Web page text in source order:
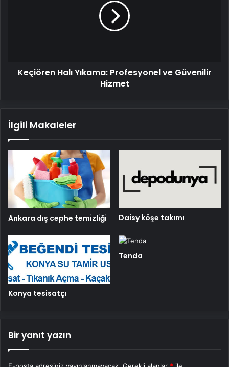
Keçiören Halı Yıkama: Profesyonel ve Güvenilir
Hizmet
İlgili Makaleler
Ankara dış cephe temizliği Daisy köşe takımı
Konya tesisatçı
Tenda
Bir yanıt yazın